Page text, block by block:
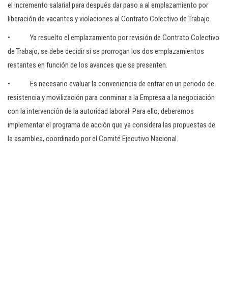
el incremento salarial para después dar paso a al emplazamiento por
liberación de vacantes y violaciones al Contrato Colectivo de Trabajo.
• Ya resuelto el emplazamiento por revisión de Contrato Colectivo
de Trabajo, se debe decidir si se prorrogan los dos emplazamientos
restantes en función de los avances que se presenten.
• Es necesario evaluar la conveniencia de entrar en un periodo de
resistencia y movilización para conminar a la Empresa a la negociación
con la intervención de la autoridad laboral. Para ello, deberemos
implementar el programa de acción que ya considera las propuestas de
la asamblea, coordinado por el Comité Ejecutivo Nacional.